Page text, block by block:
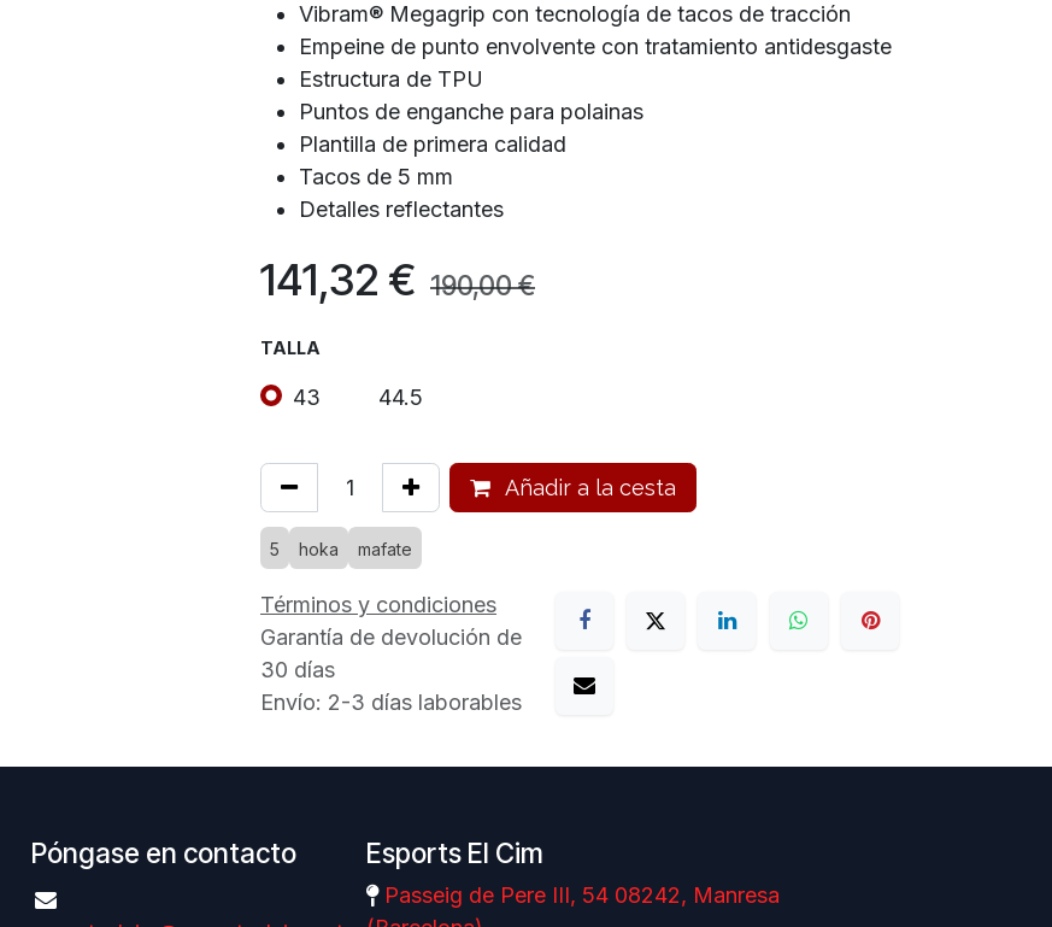
Vibram® Megagrip con tecnología de tacos de tracción
Empeine de punto envolvente con tratamiento antidesgaste
Estructura de TPU
Puntos de enganche para polainas
Plantilla de primera calidad
Tacos de 5 mm
Detalles reflectantes
141,32 € 190,00€
TALLA
43 44.5
Añadir a la cesta
5 hoka mafate
Términos y condiciones
Garantía de devolución de
30 días
Envío: 2-3 días laborables
Esports El Cim
Passeig de Pere III, 54 08242, Manresa
Póngase en contacto